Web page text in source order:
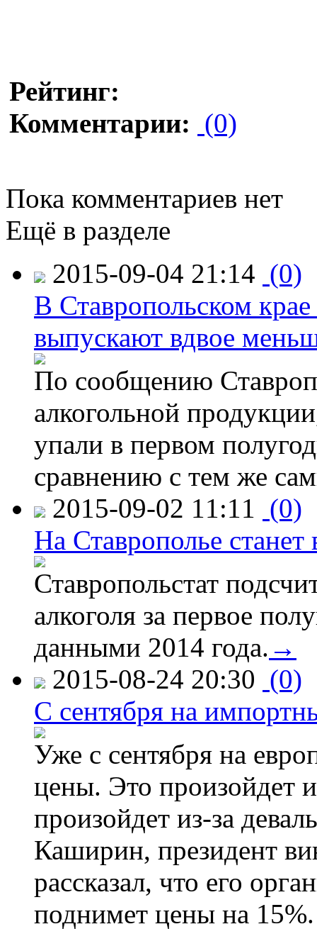
Рейтинг:
Комментарии: (0)
Пока комментариев нет
Ещё в разделе
2015-09-04 21:14 (0)
В Ставропольском
выпускают вдвое
По сообщению
алкогольной
упали в первом
сравнению с тем же
2015-09-02 11:11 (0)
На Ставрополье
Ставропольстат
алкоголя за первое
данными 2014 года. →
2015-08-24 20:30 (0)
C сентября на
Уже с сентября на
цены. Это произойдет
произойдет из-за
Каширин, президент
рассказал, что его
поднимет цены на